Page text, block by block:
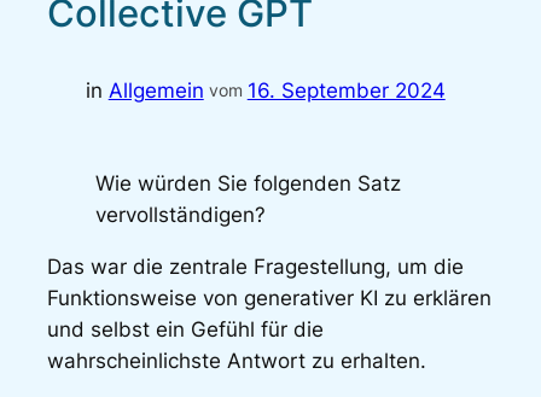
Collective GPT
in Allgemein vom 16. September 2024
Wie würden Sie folgenden Satz
vervollständigen?
Das war die zentrale Fragestellung, um die
Funktionsweise von generativer KI zu erklären
und selbst ein Gefühl für die
wahrscheinlichste Antwort zu erhalten.